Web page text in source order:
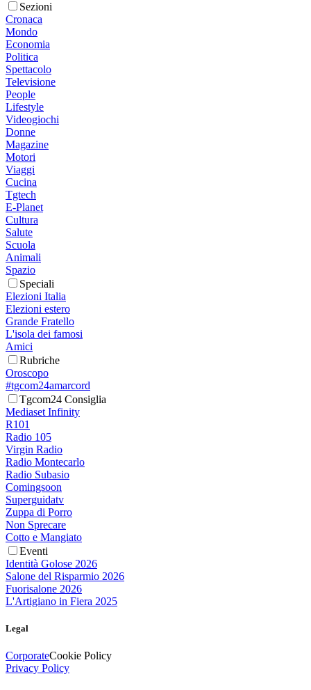
Sezioni
Cronaca
Mondo
Economia
Politica
Spettacolo
Televisione
People
Lifestyle
Videogiochi
Donne
Magazine
Motori
Viaggi
Cucina
Tgtech
E-Planet
Cultura
Salute
Scuola
Animali
Spazio
Speciali
Elezioni Italia
Elezioni estero
Grande Fratello
L'isola dei famosi
Amici
Rubriche
Oroscopo
#tgcom24amarcord
Tgcom24 Consiglia
Mediaset Infinity
R101
Radio 105
Virgin Radio
Radio Montecarlo
Radio Subasio
Comingsoon
Superguidatv
Zuppa di Porro
Non Sprecare
Cotto e Mangiato
Eventi
Identità Golose 2026
Salone del Risparmio 2026
Fuorisalone 2026
L'Artigiano in Fiera 2025
Legal
CorporateCookie Policy
Privacy Policy